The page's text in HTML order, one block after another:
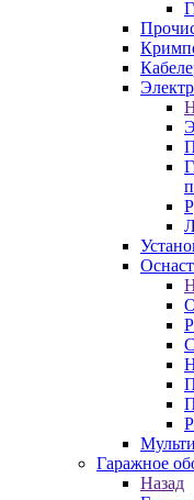
Гаражное
Назад